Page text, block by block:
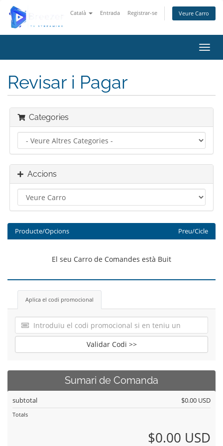
Català Entrada Registrar-se Veure Carro
Revisar i Pagar
Categories
Accions
Producte/Opcions Preu/Cicle
El seu Carro de Comandes està Buit
Aplica el codi promocional
Validar Codi >>
Sumari de Comanda
subtotal $0.00 USD
Totals
$0.00 USD